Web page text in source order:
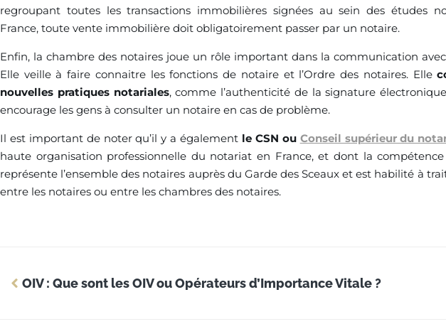
regroupant toutes les transactions immobilières signées au sein des études
France, toute vente immobilière doit obligatoirement passer par un notaire.
Enfin, la chambre des notaires joue un rôle important dans la communication
Elle veille à faire connaitre les fonctions de notaire et l’Ordre des notaires. Elle
nouvelles pratiques notariales, comme l’authenticité de la signature
encourage les gens à consulter un notaire en cas de problème.
Il est important de noter qu’il y a également le CSN ou Conseil supérieur du
haute organisation professionnelle du notariat en France, et dont la
représente l’ensemble des notaires auprès du Garde des Sceaux et est habilité à
entre les notaires ou entre les chambres des notaires.
OIV : Que sont les OIV ou Opérateurs d’Importance Vitale ?